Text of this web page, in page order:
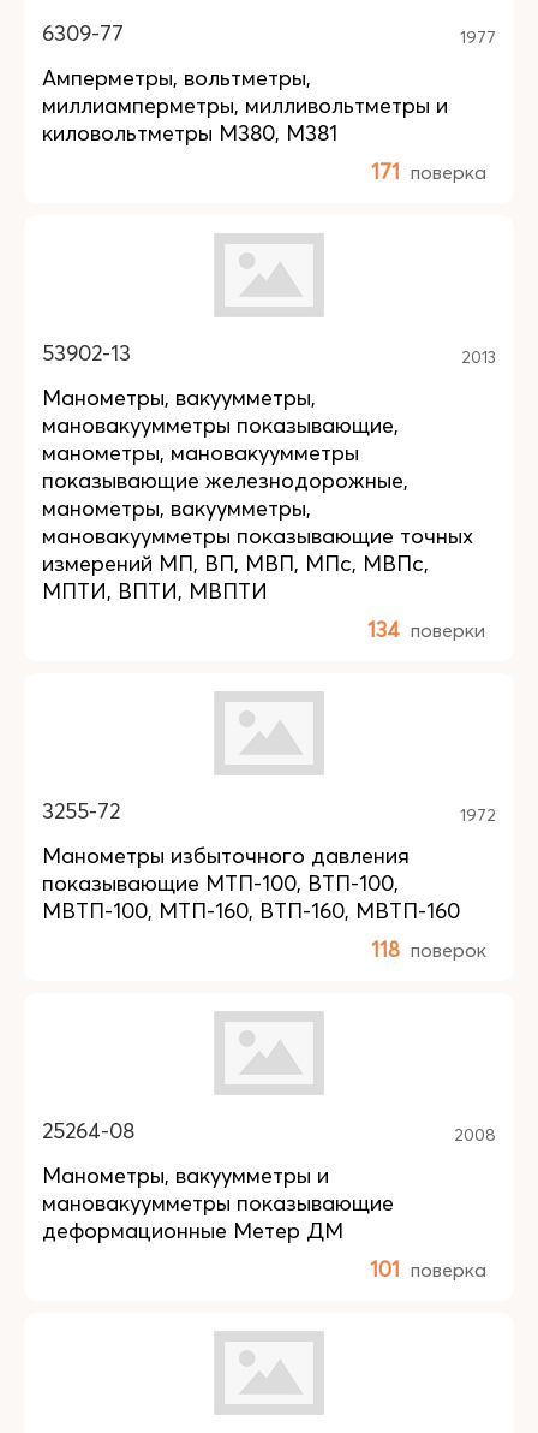
6309-77 1977
Амперметры, вольтметры,
миллиамперметры, милливольтметры и
киловольтметры М380, М381
171 поверка
53902-13 2013
Манометры, вакуумметры,
мановакуумметры показывающие,
манометры, мановакуумметры
показывающие железнодорожные,
манометры, вакуумметры,
мановакуумметры показывающие точных
измерений МП, ВП, МВП, МПс, МВПс,
МПТИ, ВПТИ, МВПТИ
134 поверки
3255-72 1972
Манометры избыточного давления
показывающие МТП-100, ВТП-100,
МВТП-100, МТП-160, ВТП-160, МВТП-160
118 поверок
25264-08 2008
Манометры, вакуумметры и
мановакуумметры показывающие
деформационные Метер ДМ
101 поверка